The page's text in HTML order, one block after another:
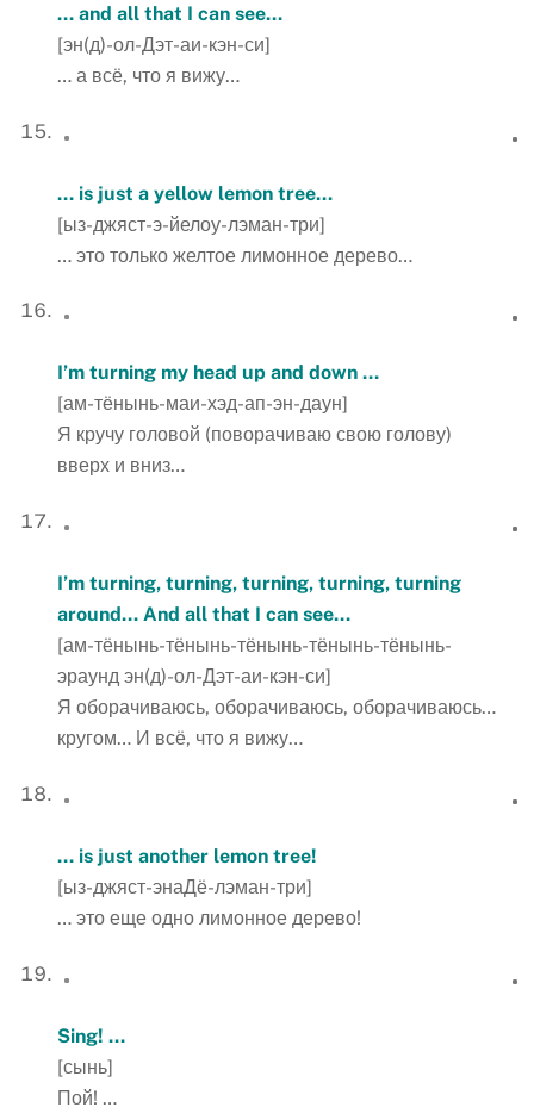
… and all that I can see…
[эн(д)-ол-Дэт-аи-кэн-си]
… а всё, что я вижу…
… is just a yellow lemon tree…
[ыз-джяст-э-йелоу-лэман-три]
… это только желтое лимонное дерево…
I’m turning my head up and down …
[ам-тёнынь-маи-хэд-ап-эн-даун]
Я кручу головой (поворачиваю свою голову)
вверх и вниз…
I’m turning, turning, turning, turning, turning
around… And all that I can see…
[ам-тёнынь-тёнынь-тёнынь-тёнынь-тёнынь-
эраунд эн(д)-ол-Дэт-аи-кэн-си]
Я оборачиваюсь, оборачиваюсь, оборачиваюсь…
кругом… И всё, что я вижу…
… is just another lemon tree!
[ыз-джяст-энаДё-лэман-три]
… это еще одно лимонное дерево!
Sing! …
[сынь]
Пой! …